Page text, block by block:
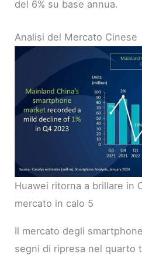
del 6% su base annua.
Analisi del Mercato Cinese
Huawei ritorna a brillare in
mercato in calo 5
Il mercato degli
segni di ripresa nel quarto